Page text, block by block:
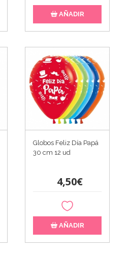
AÑADIR
Globos Feliz Día Papá
30 cm 12 ud
4,50€
AÑADIR